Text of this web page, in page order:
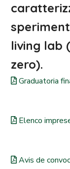
living lab
zero).
Graduatoria
Elenco
Avis de